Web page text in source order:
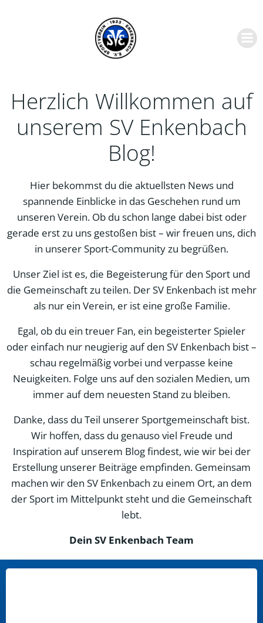
springen
Herzlich Willkommen auf
unserem SV Enkenbach
Blog!
Hier bekommst du die aktuellsten News und
spannende Einblicke in das Geschehen rund um
unseren Verein. Ob du schon lange dabei bist oder
gerade erst zu uns gestoßen bist – wir freuen uns, dich
in unserer Sport-Community zu begrüßen.
Unser Ziel ist es, die Begeisterung für den Sport und
die Gemeinschaft zu teilen. Der SV Enkenbach ist mehr
als nur ein Verein, er ist eine große Familie.
Egal, ob du ein treuer Fan, ein begeisterter Spieler
oder einfach nur neugierig auf den SV Enkenbach bist –
schau regelmäßig vorbei und verpasse keine
Neuigkeiten. Folge uns auf den sozialen Medien, um
immer auf dem neuesten Stand zu bleiben.
Danke, dass du Teil unserer Sportgemeinschaft bist.
Wir hoffen, dass du genauso viel Freude und
Inspiration auf unserem Blog findest, wie wir bei der
Erstellung unserer Beiträge empfinden. Gemeinsam
machen wir den SV Enkenbach zu einem Ort, an dem
der Sport im Mittelpunkt steht und die Gemeinschaft
lebt.
Dein SV Enkenbach Team